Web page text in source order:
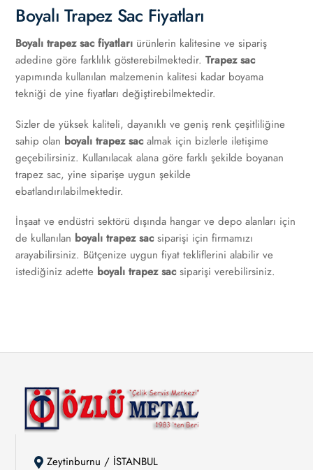
Boyalı Trapez Sac Fiyatları
Boyalı trapez sac fiyatları ürünlerin kalitesine ve sipariş
adedine göre farklılık gösterebilmektedir.Trapez sac
yapımında kullanılan malzemenin kalitesi kadar boyama
tekniği de yine fiyatları değiştirebilmektedir.
Sizler de yüksek kaliteli, dayanıklı ve geniş renk çeşitliliğine
sahip olan boyalı trapez sacalmak için bizlerle iletişime
geçebilirsiniz. Kullanılacak alana göre farklı şekilde boyanan
trapez sac, yine siparişe uygun şekilde
ebatlandırılabilmektedir.
İnşaat ve endüstri sektörü dışında hangar ve depo alanları için
de kullanılan boyalı trapez sacsiparişi için firmamızı
arayabilirsiniz. Bütçenize uygun fiyat tekliflerini alabilir ve
istediğiniz adette boyalı trapez sacsiparişi verebilirsiniz.
Zeytinburnu / İSTANBUL